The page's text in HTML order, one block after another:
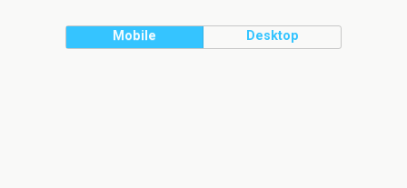
Mobile Desktop